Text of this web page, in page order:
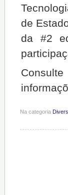
de
da #2
Na categoria